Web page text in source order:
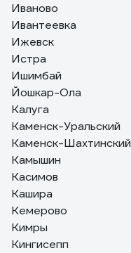
Иваново
Ивантеевка
Ижевск
Истра
Ишимбай
Йошкар-Ола
Калуга
Каменск-Уральский
Каменск-Шахтинский
Камышин
Касимов
Кашира
Кемерово
Кимры
Кингисепп